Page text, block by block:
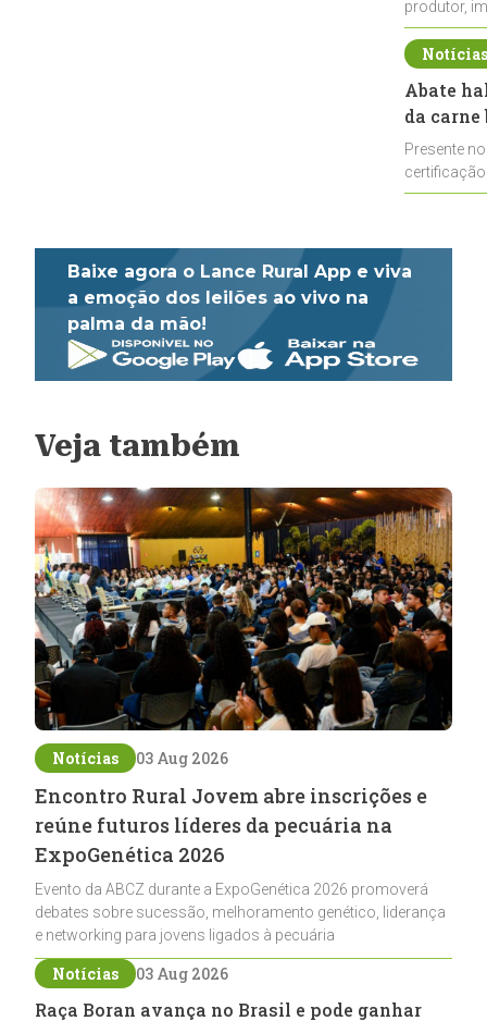
produtor,
de leite cru
Abate
da
Presente
Baixe agora o Lance Rural App e viva
a emoção dos leilões ao vivo na
palma da mão!
Veja também
Notícias 03 Aug 2026
Encontro Rural Jovem abre inscrições e
reúne futuros líderes da pecuária na
ExpoGenética 2026
Evento da ABCZ durante a ExpoGenética 2026 promoverá
debates sobre sucessão, melhoramento genético, liderança
e networking para jovens ligados à pecuária
Notícias 03 Aug 2026
Raça Boran avança no Brasil e pode ganhar